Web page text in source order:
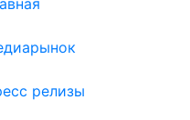
релизы